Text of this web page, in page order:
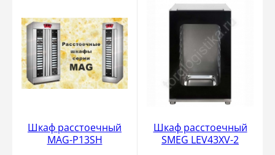
Шкаф расстоечный
MAG-P13SH
Шкаф расстоечный
SMEG LEV43XV-2